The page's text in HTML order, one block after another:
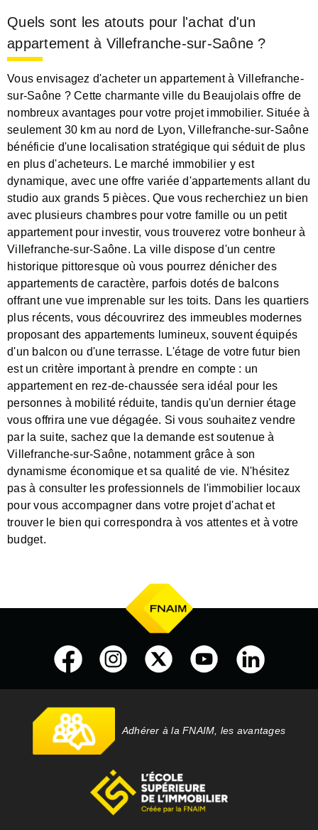
Quels sont les atouts pour l'achat d'un
appartement à Villefranche-sur-Saône ?
Vous envisagez d'acheter un appartement à Villefranche-
sur-Saône ? Cette charmante ville du Beaujolais offre de
nombreux avantages pour votre projet immobilier. Située à
seulement 30 km au nord de Lyon, Villefranche-sur-Saône
bénéficie d'une localisation stratégique qui séduit de plus
en plus d'acheteurs. Le marché immobilier y est
dynamique, avec une offre variée d'appartements allant du
studio aux grands 5 pièces. Que vous recherchiez un bien
avec plusieurs chambres pour votre famille ou un petit
appartement pour investir, vous trouverez votre bonheur à
Villefranche-sur-Saône. La ville dispose d'un centre
historique pittoresque où vous pourrez dénicher des
appartements de caractère, parfois dotés de balcons
offrant une vue imprenable sur les toits. Dans les quartiers
plus récents, vous découvrirez des immeubles modernes
proposant des appartements lumineux, souvent équipés
d'un balcon ou d'une terrasse. L'étage de votre futur bien
est un critère important à prendre en compte : un
appartement en rez-de-chaussée sera idéal pour les
personnes à mobilité réduite, tandis qu'un dernier étage
vous offrira une vue dégagée. Si vous souhaitez vendre
par la suite, sachez que la demande est soutenue à
Villefranche-sur-Saône, notamment grâce à son
dynamisme économique et sa qualité de vie. N'hésitez
pas à consulter les professionnels de l'immobilier locaux
pour vous accompagner dans votre projet d'achat et
trouver le bien qui correspondra à vos attentes et à votre
budget.
Adhérer à la FNAIM, les avantages